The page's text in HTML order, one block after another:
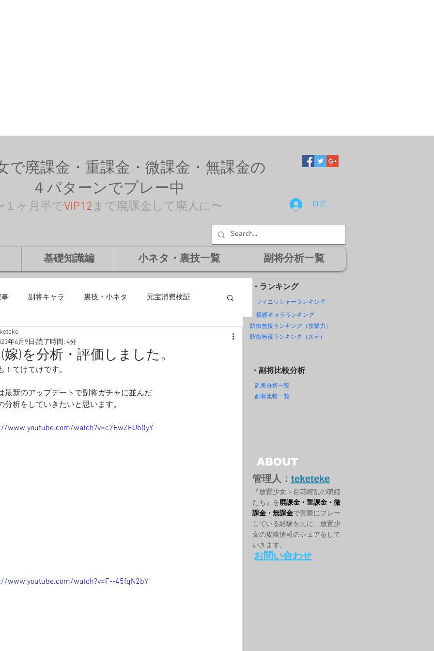
で廃課金・重課金・微課金・無課金の
４パターンでプレー中
１ヶ月半でVIP12 まで廃課金して廃人に〜 ログイン
基礎知識編 小ネタ・裏技一覧 副将分析一覧
事 副将キャラ 裏技・小ネタ 元宝消費検証
金編
交換副将 ランキング
)を分析・評価しました。
年6月9日 読了時間: 4分
！てけてけです。
最新のアップデートで副将ガチャに並んだ
分析をしていきたいと思います。
www.youtube.com/watch?v=c7EwZFUb0yY
www.youtube.com/watch?v=F--45fqN2bY
フィニッシャーランキング
援護キャラランキング
防御無視ランキング（攻撃力）
防御無視ランキング（ステ）
・ランキング
副将分析一覧
副将比較一覧
・副将比較分析
お問い合わせ
ABOUT
管理人： teketeke
『放置少女～百花繚乱の萌姫
たち』を廃課金・重課金・微
課金・無課金で実際にプレー
している経験を元に、放置少
女の攻略情報のシェアをして
いきます。